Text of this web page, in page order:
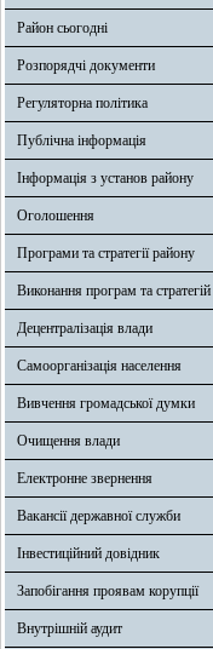
Район сьогодні
Розпорядчі документи
Регуляторна політика
Публічна інформація
Інформація з установ району
Оголошення
Програми та стратегії району
Виконання програм та стратегій
Децентралізація влади
Самоорганізація населення
Вивчення громадської думки
Очищення влади
Електронне звернення
Вакансії державної служби
Інвестиційний довідник
Запобігання проявам корупції
Внутрішній аудит